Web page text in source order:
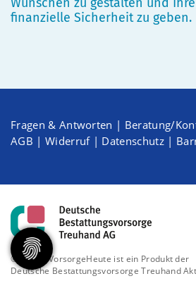
finanzielle Sicherheit zu geben.
Fragen & Antworten | Beratung/
AGB | Widerruf| Datenschutz |
© 2026 - VorsorgeHeute ist ein Produkt der
Deutsche Bestattungsvorsorge Treuhand